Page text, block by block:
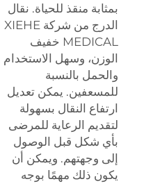
بمثابة منقذ للحياة. نقال
الدرج من شركة XIEHE
MEDICAL خفيف
الوزن، وسهل الاستخدام
والحمل بالنسبة
للمسعفين. يمكن تعديل
ارتفاع النقال بسهولة
لتقديم الرعاية للمرضى
بأي شكل قبل الوصول
إلى وجهتهم. ويمكن أن
يكون ذلك مهمًا بوجه